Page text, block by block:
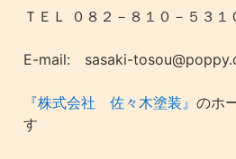
ＴＥＬ ０８２－８１０－５３１
E-mail: sasaki-
『株式会社 佐々木塗装』のホ
す